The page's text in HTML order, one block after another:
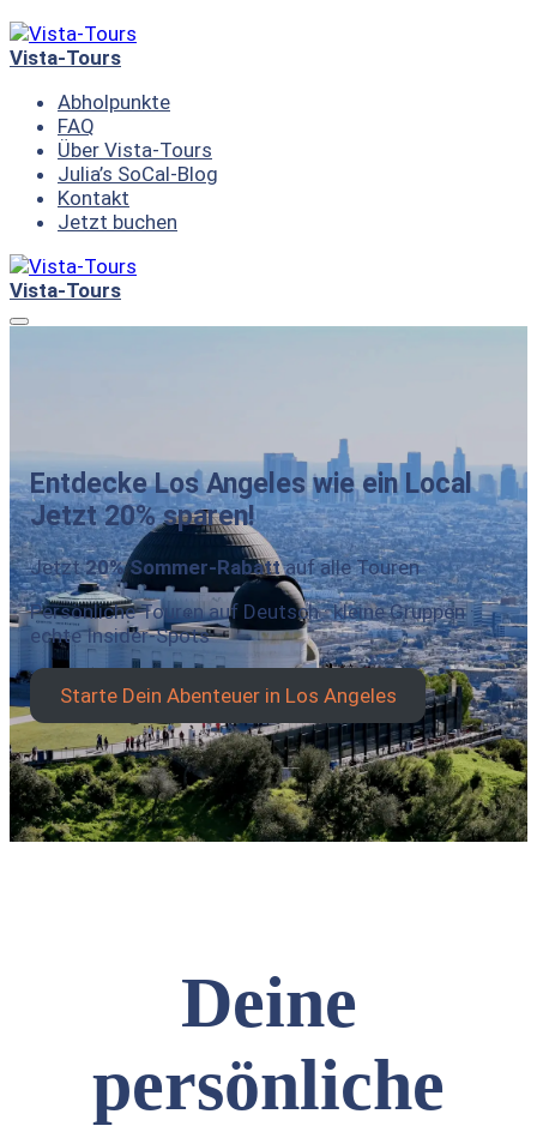
Skip
to
content
Vista-Tours
Abholpunkte
FAQ
Über Vista-Tours
Julia’s SoCal-Blog
Kontakt
Jetzt buchen
Vista-Tours
Menu
Entdecke Los Angeles wie ein Local
Jetzt 20% sparen!
Jetzt20% Sommer-Rabattauf alle Touren
Persönliche Touren auf Deutsch · kleine Gruppen ·
echte Insider-Spots
Starte Dein Abenteuer in Los Angeles
Deine
persönliche